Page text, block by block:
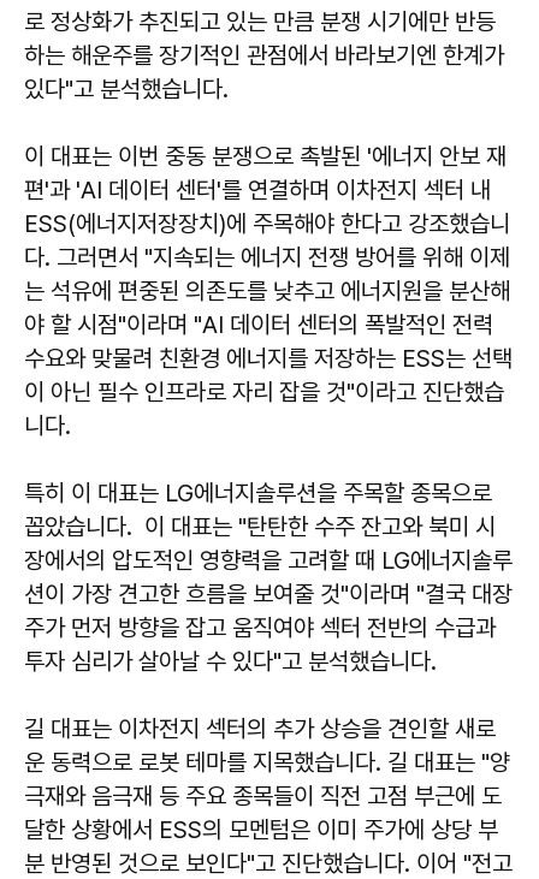
로 정상화가 추진되고 있는 만큼 분쟁 시기에만 반등
하는 해운주를 장기적인 관점에서 바라보기엔 한계가
있다"고 분석했습니다.
이 대표는 이번 중동 분쟁으로 촉발된 '에너지 안보 재
편'과 'AI 데이터 센터'를 연결하며 이차전지 섹터 내
ESS(에너지저장장치)에 주목해야 한다고 강조했습니
다. 그러면서 "지속되는 에너지 전쟁 방어를 위해 이제
는 석유에 편중된 의존도를 낮추고 에너지원을 분산해
야 할 시점"이라며 "AI 데이터 센터의 폭발적인 전력
수요와 맞물려 친환경 에너지를 저장하는 ESS는 선택
이 아닌 필수 인프라로 자리 잡을 것"이라고 진단했습
니다.
특히 이 대표는 LG에너지솔루션을 주목할 종목으로
꼽았습니다. 이 대표는 "탄탄한 수주 잔고와 북미 시
장에서의 압도적인 영향력을 고려할 때 LG에너지솔루
션이 가장 견고한 흐름을 보여줄 것"이라며 "결국 대장
주가 먼저 방향을 잡고 움직여야 섹터 전반의 수급과
투자 심리가 살아날 수 있다"고 분석했습니다.
길 대표는 이차전지 섹터의 추가 상승을 견인할 새로
운 동력으로 로봇 테마를 지목했습니다. 길 대표는 "양
극재와 음극재 등 주요 종목들이 직전 고점 부근에 도
달한 상황에서 ESS의 모멘텀은 이미 주가에 상당 부
분 반영된 것으로 보인다"고 진단했습니다. 이어 "전고